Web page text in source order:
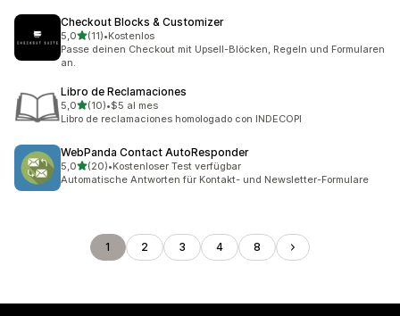
Checkout Blocks & Customizer
5,0von 5 Sternen
(11)
11 Rezensionen insgesamt
•Kostenlos
Passe deinen Checkout mit Upsell-Blöcken, Regeln und Formularen
an.
Libro de Reclamaciones
5,0von 5 Sternen
(10)
10 Rezensionen insgesamt
•$5 al mes
Libro de reclamaciones homologado con INDECOPI
WebPanda Contact AutoResponder
5,0von 5 Sternen
(20)
20 Rezensionen insgesamt
•Kostenloser Test verfügbar
Automatische Antworten für Kontakt- und Newsletter-Formulare
1 2 3 4 8